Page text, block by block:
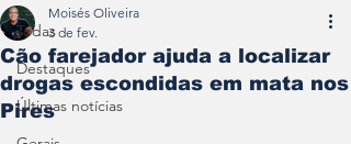
Todas
Destaques
Últimas notícias
Cão farejador ajuda a localizar
drogas escondidas em mata nos
Pires
Moisés Oliveira
3 de fev.